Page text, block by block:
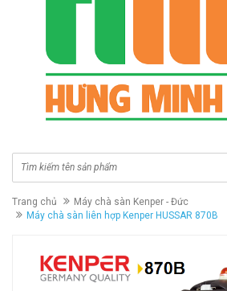
Trang chủ
Máy chà sàn Kenper - Đức
Máy chà sàn liên hợp Kenper HUSSAR 870B